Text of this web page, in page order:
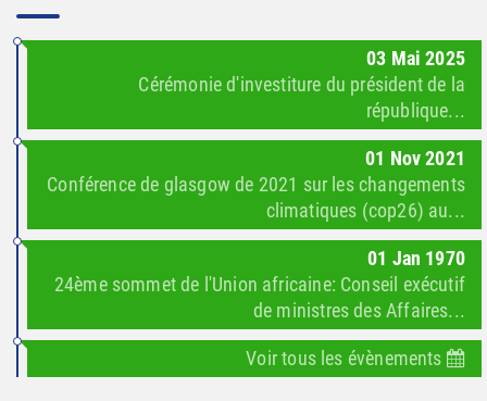
03 Mai 2025
Cérémonie d'investiture du président de la
république...
01 Nov 2021
Conférence de glasgow de 2021 sur les changements
climatiques (cop26) au...
01 Jan 1970
24ème sommet de l'Union africaine: Conseil exécutif
de ministres des Affaires...
Voir tous les évènements